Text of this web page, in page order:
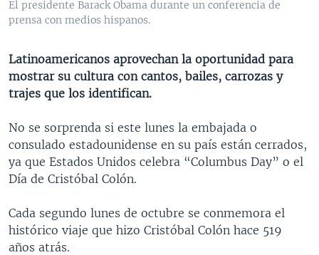
VENEZUELA
NICARAGUA
ECONOMÍA
TECNOLOGÍA
DEPORTES
MULTIMEDIA
FOTOGRAFÍA
AUDIOS
EL MUNDO AL DÍA
FORO INTERAMERICANO
LAS CLAVES
PANORAMA
RADIO
AVANCE INFORMATIVO
BUENOS DÍAS AMÉRICA
ESTADOS UNIDOS AL DÍA
FORO [RADIO]
DEPORTIVO INTERNACIONAL
DIRECT
Learning English
El presidente Barack Obama durante un conferencia de
prensa con medios hispanos.
Latinoamericanos aprovechan la oportunidad para
mostrar su cultura con cantos, bailes, carrozas y
trajes que los identifican.
No se sorprenda si este lunes la embajada o
consulado estadounidense en su país están cerrados,
ya que Estados Unidos celebra “Columbus Day” o el
Día de Cristóbal Colón.
Cada segundo lunes de octubre se conmemora el
histórico viaje que hizo Cristóbal Colón hace 519
años atrás.